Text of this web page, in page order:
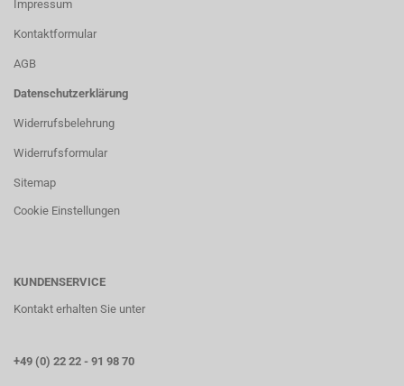
Impressum
Kontaktformular
AGB
Datenschutzerklärung
Widerrufsbelehrung
Widerrufsformular
Sitemap
Cookie Einstellungen
KUNDENSERVICE
Kontakt erhalten Sie unter
+49 (0) 22 22 - 91 98 70